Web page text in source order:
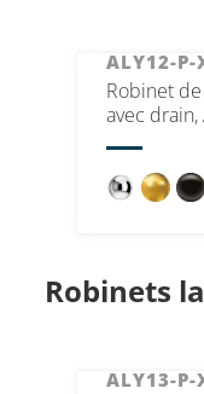
ALY12-P-
Robinet
avec drain,
Robinets
ALY13-P-